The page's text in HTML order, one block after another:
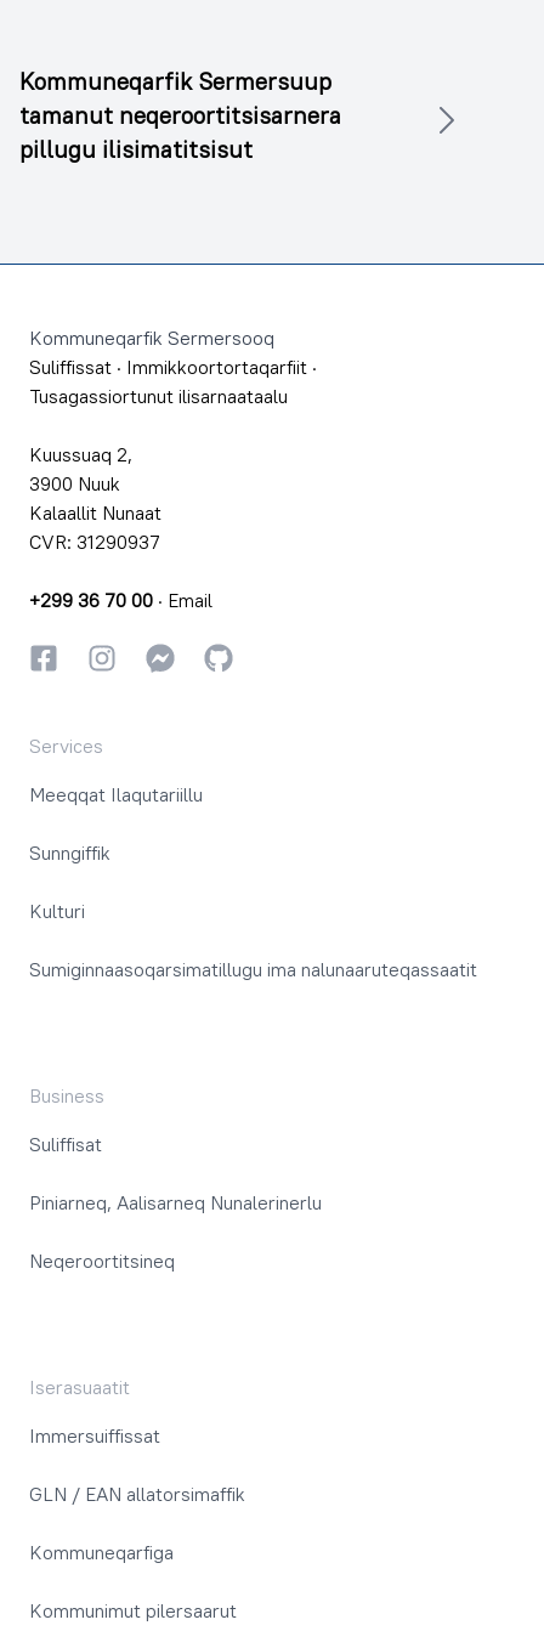
Kommuneqarfik Sermersuup
tamanut neqeroortitsisarnera
pillugu ilisimatitsisut
Kommuneqarfik Sermersooq
Suliffissat · Immikkoortortaqarfiit ·
Tusagassiortunut ilisarnaataalu
Kuussuaq 2,
3900 Nuuk
Kalaallit Nunaat
CVR: 31290937
+299 36 70 00 · Email
FacebookkiInstagrammiInstagrammi
GitHub
Services
Meeqqat Ilaqutariillu
Sunngiffik
Kulturi
Sumiginnaasoqarsimatillugu ima nalunaaruteqassaatit
Business
Suliffisat
Piniarneq, Aalisarneq Nunalerinerlu
Neqeroortitsineq
Iserasuaatit
Immersuiffissat
GLN / EAN allatorsimaffik
Kommuneqarfiga
Kommunimut pilersaarut